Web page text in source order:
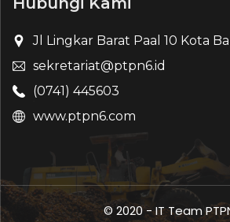
Jl Lingkar Barat Paal 10 Kota
sekretariat@ptpn6.id
(0741) 445603
www.ptpn6.com
© 2020 - IT Team